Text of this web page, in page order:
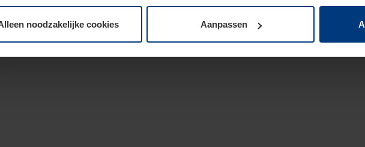
noodzakelijke cookies Aanpassen